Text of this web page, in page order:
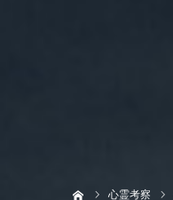
心霊考察